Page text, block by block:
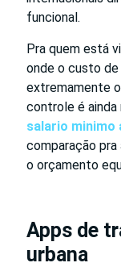
funcional.
Pra quem está
onde o custo
extremamente
controle é ainda
salario minimo
comparação
o orçamento
Apps de
urbana